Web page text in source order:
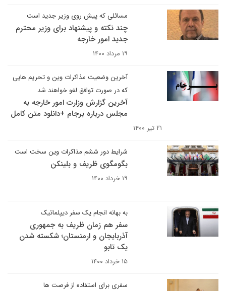
مسائلی که پیش روی وزیر جدید است
چند نکته و پیشنهاد برای وزیر محترم
جدید امور خارجه
۱۹ مرداد ۱۴۰۰
آخرین وضعیت مذاکرات وین و تحریم هایی
که در صورت توافق لغو خواهند شد
آخرین گزارش وزارت امور خارجه به
مجلس درباره برجام +دانلود متن کامل
۲۱ تیر ۱۴۰۰
شرایط دور ششم مذاکرات وین سخت است
بگومگوی ظریف و بلینکن
۱۹ خرداد ۱۴۰۰
به بهانه انجام یک سفر دیپلماتیک
سفر هم زمان ظریف به جمهوری
آذربایجان و ارمنستان؛ شکسته شدن
یک تابو
۱۵ خرداد ۱۴۰۰
سفری برای استفاده از فرصت ها